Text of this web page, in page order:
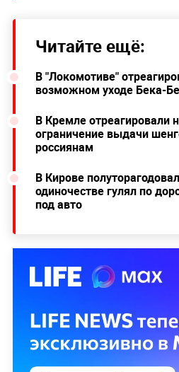
Читайте ещё:
В "Локомотиве"
возможном уходе Бека-
В Кремле отреагировали
ограничение выдачи
россиянам
В Кирове
одиночестве гулял по
под авто